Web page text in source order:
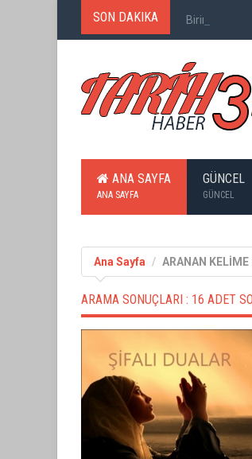
SON DAKIKA Birinci Dünya
ANA SAYFA
ANA SAYFA
GÜNCEL
GÜNCEL
Ana Sayfa ARANAN KELİME
ARAMA SONUÇLARI : 16 ADET